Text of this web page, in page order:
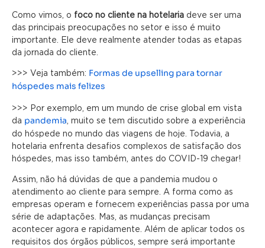
Como vimos, o foco no cliente na hotelaria deve ser uma
das principais preocupações no setor e isso é muito
importante. Ele deve realmente atender todas as etapas
da jornada do cliente.
>>> Veja também: Formas de upselling para tornar
hóspedes mais felizes
>>> Por exemplo, em um mundo de crise global em vista
da pandemia , muito se tem discutido sobre a experiência
do hóspede no mundo das viagens de hoje. Todavia, a
hotelaria enfrenta desafios complexos de satisfação dos
hóspedes, mas isso também, antes do COVID-19 chegar!
Assim, não há dúvidas de que a pandemia mudou o
atendimento ao cliente para sempre. A forma como as
empresas operam e fornecem experiências passa por uma
série de adaptações. Mas, as mudanças precisam
acontecer agora e rapidamente. Além de aplicar todos os
requisitos dos órgãos públicos, sempre será importante